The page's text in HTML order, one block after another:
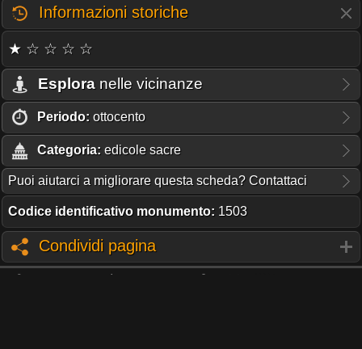
Informazioni storiche
★ ☆ ☆ ☆ ☆
Esplora nelle vicinanze
Periodo: ottocento
Categoria: edicole sacre
Puoi aiutarci a migliorare questa scheda? Contattaci
Codice identificativo monumento: 1503
Condividi pagina